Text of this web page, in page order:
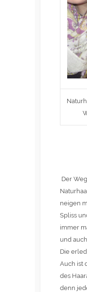
Der
neigen
Spliss
immer
und
Die
Auch ist
des
denn